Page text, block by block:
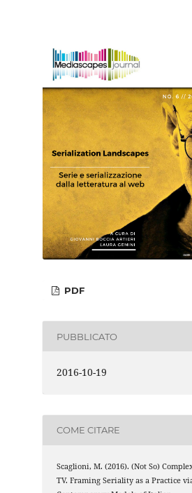
PDF
PUBBLICATO
2016-10-19
COME CITARE
Scaglioni, M. (2016). (Not So)
TV. Framing Seriality as a Practice